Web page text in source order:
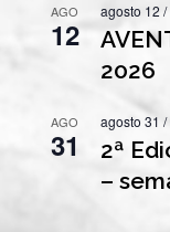
AGO
12
agosto 12
2026
AGO
31
agosto 31
2ª
–